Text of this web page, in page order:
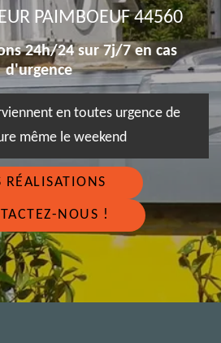
PAIMBOEUF 44560
24h/24 sur 7j/7 en cas
d'urgence
en toutes urgence de
même le weekend
RÉALISATIONS
NOUS !